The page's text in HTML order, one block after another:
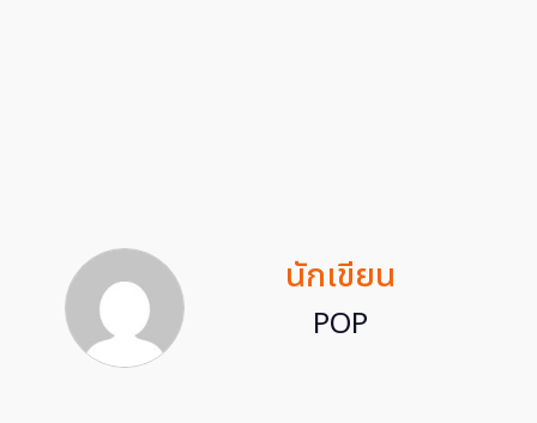
นักเขียน
POP